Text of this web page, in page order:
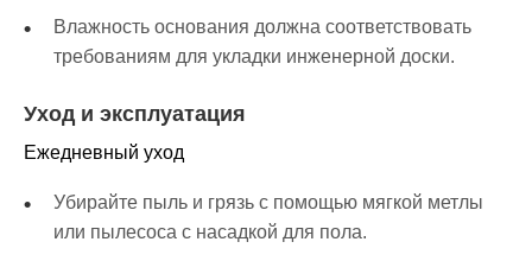
Влажность основания должна соответствовать
требованиям для укладки инженерной доски.
Уход и эксплуатация
Ежедневный уход
Убирайте пыль и грязь с помощью мягкой метлы
или пылесоса с насадкой для пола.